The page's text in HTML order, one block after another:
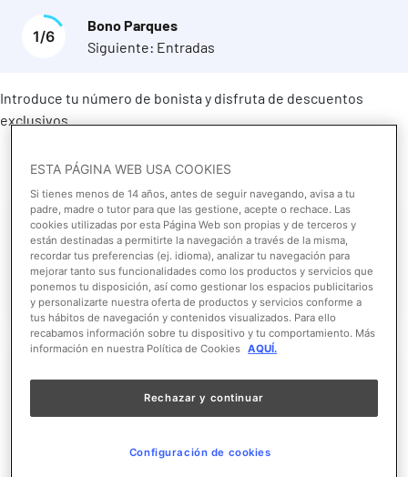
1/6
Bono Parques
Siguiente: Entradas
Introduce tu número de bonista y disfruta de descuentos
exclusivos.
Número bonista1
Inroduce el número de bonista
Añadir
Todos los bonos que agregue deben ser del mismo
tipo que el anterior.
ESTA PÁGINA WEB USA COOKIES
Si tienes menos de 14 años, antes de seguir navegando, avisa a tu
padre, madre o tutor para que las gestione, acepte o rechace. Las
cookies utilizadas por esta Página Web son propias y de terceros y
están destinadas a permitirte la navegación a través de la misma,
recordar tus preferencias (ej. idioma), analizar tu navegación para
mejorar tanto sus funcionalidades como los productos y servicios que
ponemos tu disposición, así como gestionar los espacios publicitarios
y personalizarte nuestra oferta de productos y servicios conforme a
tus hábitos de navegación y contenidos visualizados. Para ello
recabamos información sobre tu dispositivo y tu comportamiento. Más
información en nuestra Política de Cookies AQUÍ.
Rechazar y continuar
Configuración de cookies